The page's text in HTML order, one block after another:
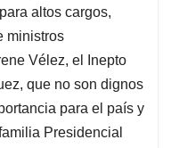
altos cargos,
ministros
Vélez, el Inepto
que no son dignos
para el país y
Presidencial